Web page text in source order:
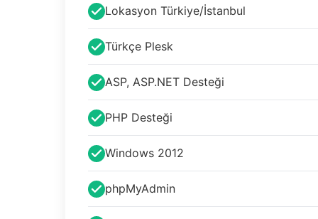
Lokasyon Türkiye/İstanbul
Türkçe Plesk
ASP, ASP.NET Desteği
PHP Desteği
Windows 2012
phpMyAdmin